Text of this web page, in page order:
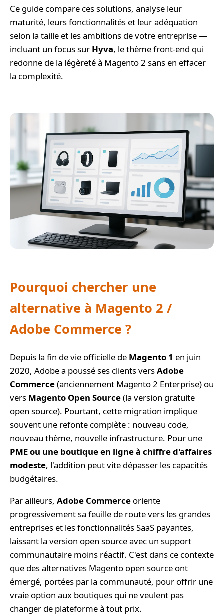
Ce guide compare ces solutions, analyse leur
maturité, leurs fonctionnalités et leur adéquation
selon la taille et les ambitions de votre entreprise —
incluant un focus sur Hyva, le thème front-end qui
redonne de la légèreté à Magento 2 sans en effacer
la complexité.
Pourquoi chercher une
alternative à Magento 2 /
Adobe Commerce ?
Depuis la fin de vie officielle de Magento 1 en juin
2020, Adobe a poussé ses clients versAdobe
Commerce(anciennement Magento 2 Enterprise) ou
vers Magento Open Source(la version gratuite
open source). Pourtant, cette migration implique
souvent une refonte complète : nouveau code,
nouveau thème, nouvelle infrastructure. Pour une
PME ou une boutique en ligne à chiffre d'affaires
modeste, l'addition peut vite dépasser les capacités
budgétaires.
Par ailleurs, Adobe Commerce oriente
progressivement sa feuille de route vers les grandes
entreprises et les fonctionnalités SaaS payantes,
laissant la version open source avec un support
communautaire moins réactif. C'est dans ce contexte
que des alternatives Magento open source ont
émergé, portées par la communauté, pour offrir une
vraie option aux boutiques qui ne veulent pas
changer de plateforme à tout prix.